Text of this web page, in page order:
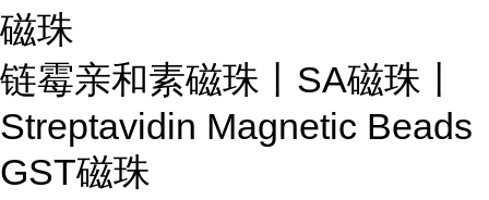
磁珠
链霉亲和素磁珠丨SA磁珠丨
Streptavidin Magnetic Beads
GST磁珠